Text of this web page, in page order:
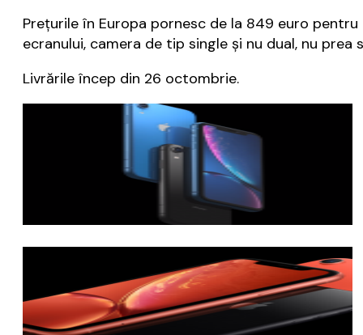
Prețurile în Europa pornesc de la 849 euro
ecranului, camera de tip single și nu dual, nu
Livrările încep din 26 octombrie.